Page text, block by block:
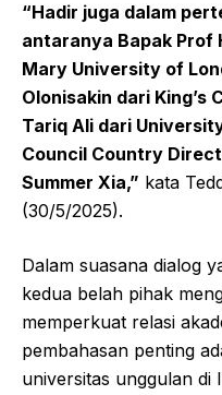
“Hadir juga dalam
antaranya Bapak Prof
Mary University of
Olonisakin dari King’s
Tariq Ali dari
Council Country
Summer Xia,” kata
(30/5/2025).
Dalam suasana dialog
kedua belah pihak
memperkuat relasi
pembahasan penting
universitas unggulan di